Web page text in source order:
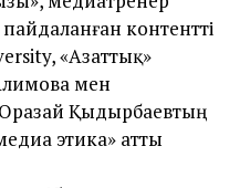
контентті
«Азаттық»
мен
Қыдырбаевтың
этика» атты